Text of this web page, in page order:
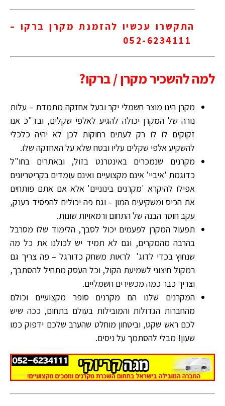
התקשרו עכשיו להזמנת מקרן ברקו –
052-6234111
למה להשכיר מקרן / ברקו?
מקרן הינו מוצר חשמלי יקר ובעל אחזקה מתמדת – עלות
נורה של המקרן יכולה להגיע לאלפי שקלים, ובד"כ אנו
זקוקים לו לו רק לעתים רחוקות לכן לא יהיה כלכלי
להשקיע אלפי שקלים עליו ובטח שלא על האחזקה שלו.
מקרנים שנמכרים באינטרנט בזול, ובאתרים בחו"ל
כדוגמת 'איביי' אינם מקצועיים ואינם עומדים בקריטריונים
אפילו להיקרא 'מקרנים בינוניים' אלא אם אתם פותחים
את הכיס ומשקיעים המון – וגם פה יכולים להפסיד בענק,
עקב חוסר הבנה של התחום ורמאויות שונות.
תפעול המקרן לפעמים יכול לסבך, הלימוד שלו מסרבל
בהרבה מהמקרים, וגם לא תמיד יש לכולנו את כל מה
שנחוץ בכדי לדוג' לראות משחק כדורגל – פה צריך גם
רמקול חיצוני לשמיעת הקול, וכל העסק מתחיל להסתבך,
וצריך כבר כמה מכשירים חשמליים.
המקרנים שלנו הם מקרנים סופר מקצועיים וכולם
מהחברות הגדולות והמובילות בעולם בתחום, ככה שיש
לכם ראש שקט, וביטחון מוחלט שהערב שלכם ידפוק כמו
שעון! מבלי להסתמך על ניסים.